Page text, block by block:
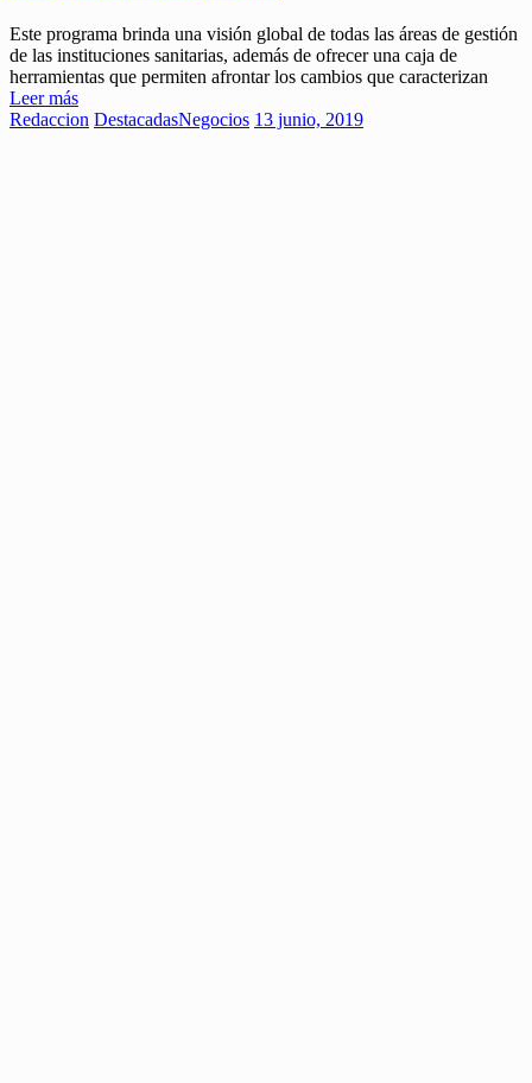
Este programa brinda una visión global de todas las áreas de gestión
de las instituciones sanitarias, además de ofrecer una caja de
herramientas que permiten afrontar los cambios que caracterizan
Leer más
Redaccion DestacadasNegocios 13 junio, 2019